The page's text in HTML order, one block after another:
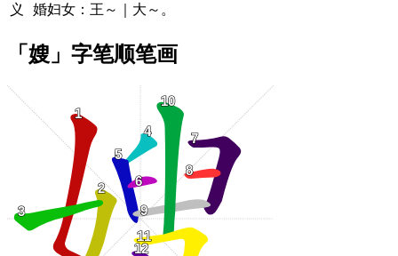
义
婚妇女：王～｜大～。
「嫂」字笔顺笔画